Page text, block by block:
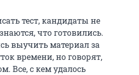
тест, кандидаты не
что готовились.
выучить материал за
времени, но говорят,
Все, с кем удалось